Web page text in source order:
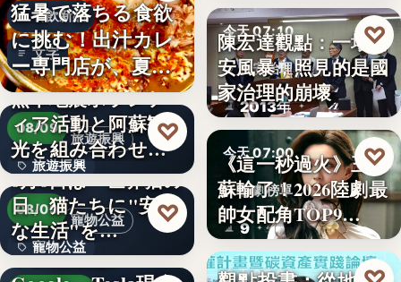
餐飲新品
文字
猛暑で落ちる食欲
に挑む！出汁カレ
ー専門店が、夏限
定「無限…
旅遊振興
08/09
旅遊振興
2
熊本地震ボランテ
ィア活動と阿蘇観
光を組み合わせた
「ボラン…
♡
寵物公益
08/09
寵物公益
8月8日は「世界猫の
日」猫たちに"安全
な生活"を…
♡
下班國際線》
今天 07:10
食安治理
2013年
陳宏達觀點：一場食
安風暴，照見的是國
家治理的崩壞
♡
今天 07:00
影劇榜單
9
《這一秒過火》王籽
蘇輸了！2026陸劇最
帥女配角TOP9…
♡
今天 07:00